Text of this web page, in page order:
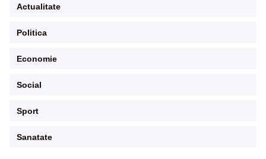
Actualitate
Politica
Economie
Social
Sport
Sanatate